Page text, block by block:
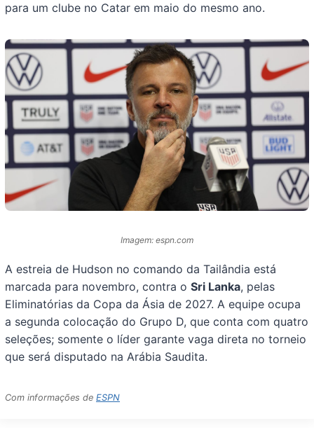
para um clube no Catar em maio do mesmo ano.
Imagem: espn.com
A estreia de Hudson no comando da Tailândia está
marcada para novembro, contra oSri Lanka, pelas
Eliminatórias da Copa da Ásia de 2027. A equipe ocupa
a segunda colocação do Grupo D, que conta com quatro
seleções; somente o líder garante vaga direta no torneio
que será disputado na Arábia Saudita.
Com informações deESPN